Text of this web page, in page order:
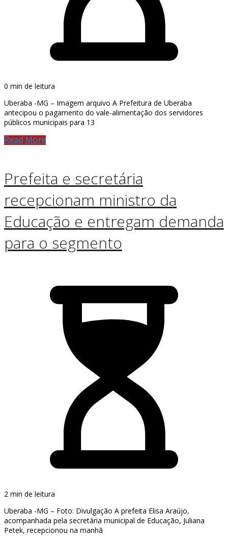
0 min de leitura
Uberaba -MG – Imagem arquivo A Prefeitura de Uberaba
antecipou o pagamento do vale-alimentação dos servidores
públicos municipais para 13
Read More
Prefeita e secretária
recepcionam ministro da
Educação e entregam demanda
para o segmento
2 min de leitura
Uberaba -MG – Foto: Divulgação A prefeita Elisa Araújo,
acompanhada pela secretária municipal de Educação, Juliana
Petek, recepcionou na manhã